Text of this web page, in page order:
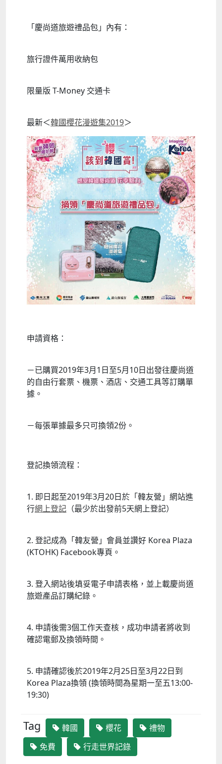
「慶尚道旅遊禮品包」內有：
旅行證件萬用收納包
限量版 T-Money 交通卡
最新＜韓國櫻花漫遊集2019＞
申請資格：
－已購買2019年3月1日至5月10日出發往慶尚道
的自由行套票、機票、酒店、交通工具等訂購單
據。
－每張單據最多只可換領2份。
登記換領流程：
1. 即日起至2019年3月20日於「韓友營」網站進
行網上登記 （最少於出發前5天網上登記）
2. 登記成為「韓友營」會員並讚好 Korea Plaza
(KTOHK) Facebook專頁。
3. 登入網站後填妥電子申請表格，並上載慶尚道
旅遊產品訂購紀錄。
4. 申請後需3個工作天查核，成功申請者將收到
確認電郵及換領時間。
5. 申請確認後於2019年2月25日至3月22日到
Korea Plaza換領 (換領時間為星期一至五13:00-
19:30)
Tag 韓國 櫻花
禮物
免費
行走世界記錄